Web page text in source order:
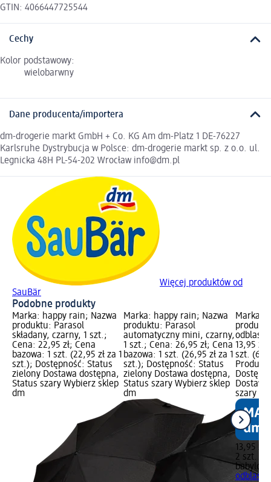
GTIN: 4066447725544
Cechy
Kolor podstawowy:
wielobarwny
Dane producenta/importera
dm-drogerie markt GmbH + Co. KG Am dm-Platz 1 DE-76227
Karlsruhe Dystrybucja w Polsce: dm-drogerie markt sp. z o.o. ul.
Legnicka 48H PL-54-202 Wrocław info@dm.pl
Więcej produktów od
SauBär
Podobne produkty
Marka: happy rain; Nazwa
produktu: Parasol
składany, czarny, 1 szt.;
Cena: 22,95 zł; Cena
bazowa: 1 szt. (22,95 zł za 1
szt.); Dostępność: Status
zielony Dostawa dostępna,
Status szary Wybierz sklep
dm
Marka: happy rain; Nazwa
produktu: Parasol
automatyczny mini, czarny,
1 szt.; Cena: 26,95 zł; Cena
bazowa: 1 szt. (26,95 zł za 1
szt.); Dostępność: Status
zielony Dostawa dostępna,
Status szary Wybierz sklep
dm
Marka:
13,95
szt.
Produkt
szary
13,95 zł
2 szt.
babylove